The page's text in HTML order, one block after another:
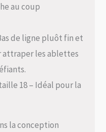
au coup
de ligne pluôt fin et
attraper les ablettes
18 – Idéal pour la
la conception